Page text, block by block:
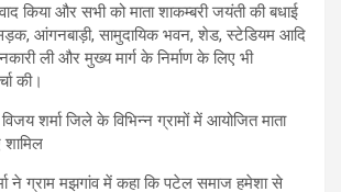
किया और सभी को माता शाकम्बरी जयंती की बधाई
आंगनबाड़ी, सामुदायिक भवन, शेड, स्टेडियम आदि
ली और मुख्य मार्ग के निर्माण के लिए भी
की।
ने ग्राम मझगांव में कहा कि पटेल समाज हमेशा से